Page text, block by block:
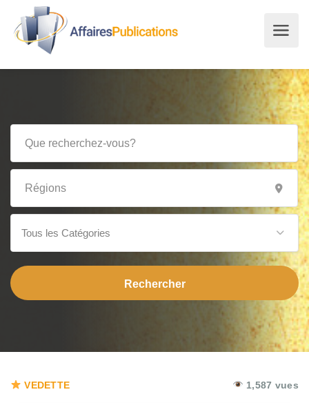
Tous les Catégories
VEDETTE 1,587 vues